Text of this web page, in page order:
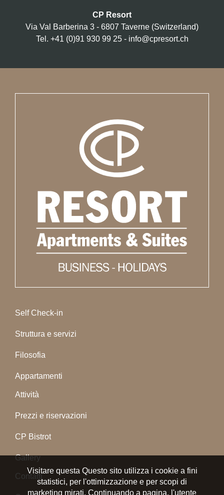
CP Resort
Via Val Barberina 3 - 6807 Taverne (Switzerland)
Tel. +41 (0)91 930 99 25 - info@cpresort.ch
Self Check-in
Struttura e servizi
Filosofia
Appartamenti
Attività
Prezzi e riservazioni
CP Bistrot
Gallery
Contatti
Visitare questa Questo sito utilizza i cookie a fini
statistici, per l'ottimizzazione e per scopi di
marketing mirati. Continuando a pagina, l'utente